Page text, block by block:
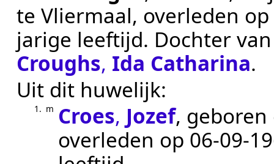
teVliermaal, overleden
jarige leeftijd. Dochter
Croughs, Ida Catharina.
Uit dit huwelijk:
1. m Croes, Jozef,
overleden op